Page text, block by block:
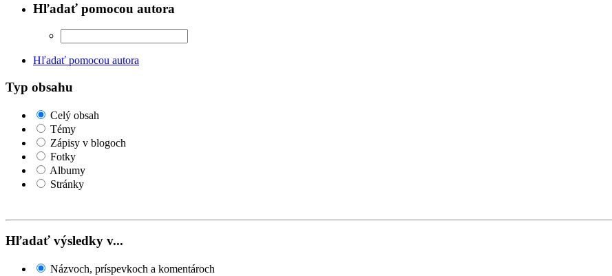
Hľadať pomocou autora
Hľadať pomocou autora
Typ obsahu
Celý obsah
Témy
Zápisy v blogoch
Fotky
Albumy
Stránky
Hľadať výsledky v...
Názvoch, príspevkoch a komentároch